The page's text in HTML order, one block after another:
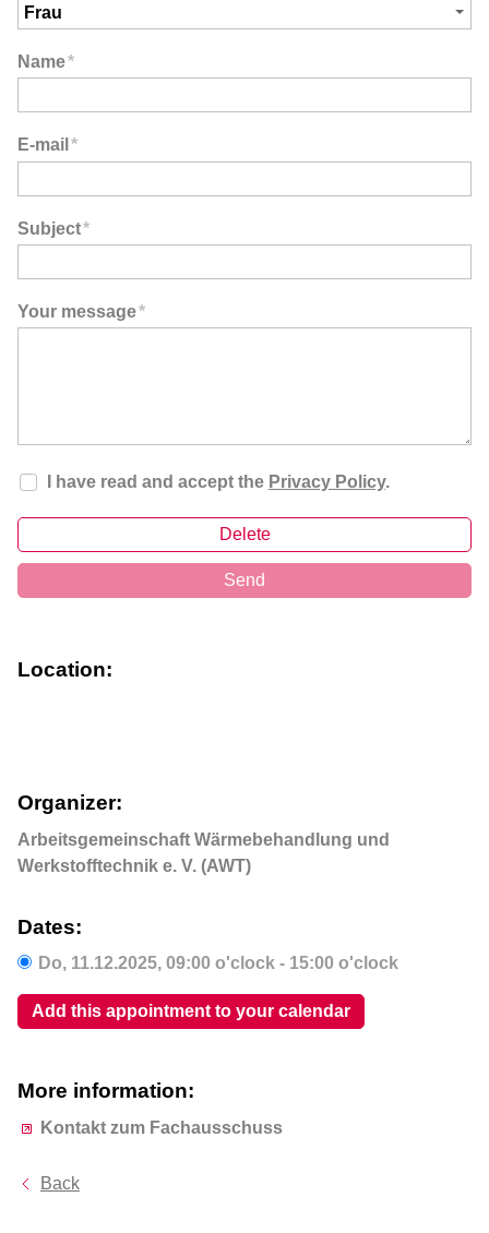
Name*
E-mail *
Subject*
Your message*
I have read and accept the Privacy Policy.
Delete
Send
Location:
Organizer:
Arbeitsgemeinschaft Wärmebehandlung und
Werkstofftechnik e. V. (AWT)
Dates:
Do, 11.12.2025, 09:00 o'clock - 15:00 o'clock
Add this appointment to your calendar
More information:
Kontakt zum Fachausschuss
Back